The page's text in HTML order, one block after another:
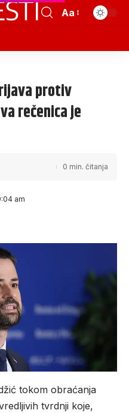
Aa
protiv
rečenica je
am
0 min. čitanja
tokom obraćanja
tvrdnji koje,